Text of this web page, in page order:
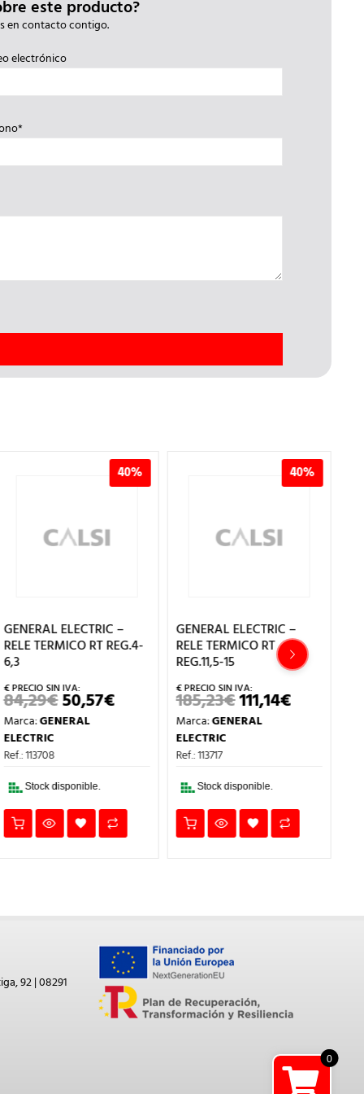
este producto?
en contacto contigo.
electrónico
40%
GENERAL ELECTRIC –
RELE TERMICO RT REG.4-
6,3
84,29€EL
PRECIO
ORIGINAL
50,57€EL
PRECIO
Marca:GENERAL
ELECTRIC
Ref.: 113708
Stock disponible.
40%
GENERAL ELECTRIC –
RELE TERMICO RT
REG.11,5-15
185,23€EL
PRECIO
ORIGINAL
111,14€EL
PRECIO
Marca:GENERAL
ELECTRIC
Ref.: 113717
Stock disponible.
92 | 08291
0